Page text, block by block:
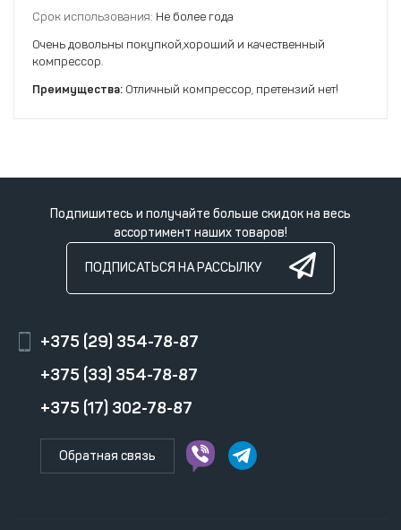
Срок использования: Не более года
Очень довольны покупкой,хороший и качественный
компрессор.
Преимущества: Отличный компрессор, претензий нет!
Подпишитесь и получайте больше скидок на весь
ассортимент наших товаров!
ПОДПИСАТЬСЯ НА РАССЫЛКУ
+375 (29) 354-78-87
+375 (33) 354-78-87
+375 (17) 302-78-87
Обратная связь